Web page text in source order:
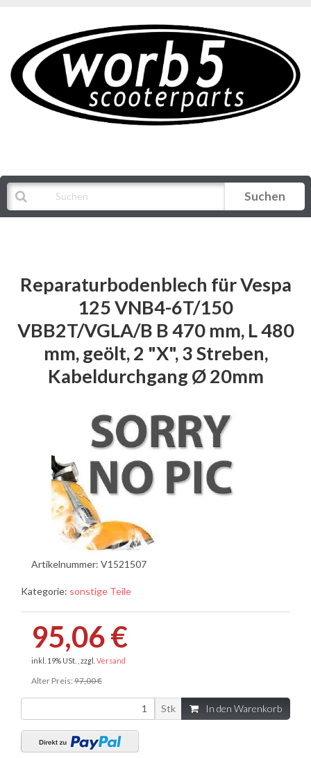
Suchen
Reparaturbodenblech für Vespa
125 VNB4-6T/150
VBB2T/VGLA/B B 470 mm, L 480
mm, geölt, 2 "X", 3 Streben,
Kabeldurchgang Ø 20mm
Artikelnummer: V1521507
Kategorie: sonstige Teile
95,06 €
inkl. 19% USt. , zzgl. Versand
Alter Preis: 97,00 €
Stk In den Warenkorb